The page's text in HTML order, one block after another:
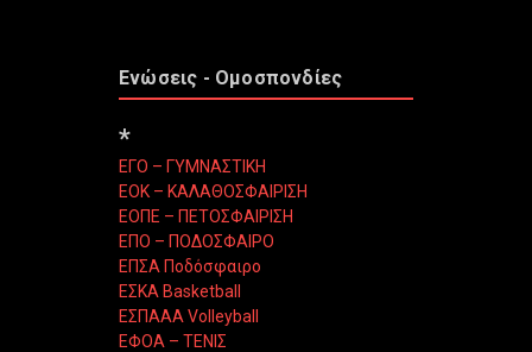
Ενώσεις - Ομοσπονδίες
*
ΕΓΟ – ΓΥΜΝΑΣΤΙΚΗ
ΕΟΚ – ΚΑΛΑΘΟΣΦΑΙΡΙΣΗ
ΕΟΠΕ – ΠΕΤΟΣΦΑΙΡΙΣΗ
ΕΠΟ – ΠΟΔΟΣΦΑΙΡΟ
ΕΠΣΑ Ποδόσφαιρο
ΕΣΚΑ Basketball
ΕΣΠΑΑΑ Volleyball
ΕΦΟΑ – ΤΕΝΙΣ